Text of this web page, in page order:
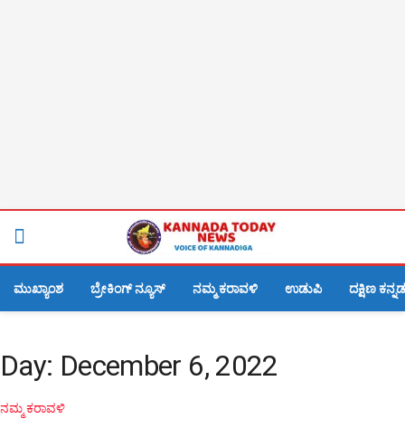
ಮುಖ್ಯಾಂಶ ಬ್ರೇಕಿಂಗ್ ನ್ಯೂಸ್ ನಮ್ಮ ಕರಾವಳಿ ಉಡುಪಿ ದಕ್ಷಿಣ ಕನ್ನಡ
Day: December 6, 2022
ನಮ್ಮ ಕರಾವಳಿ